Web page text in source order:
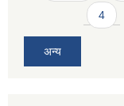
4
अन्य